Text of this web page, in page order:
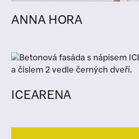
ANNA HORA
ICEARENA